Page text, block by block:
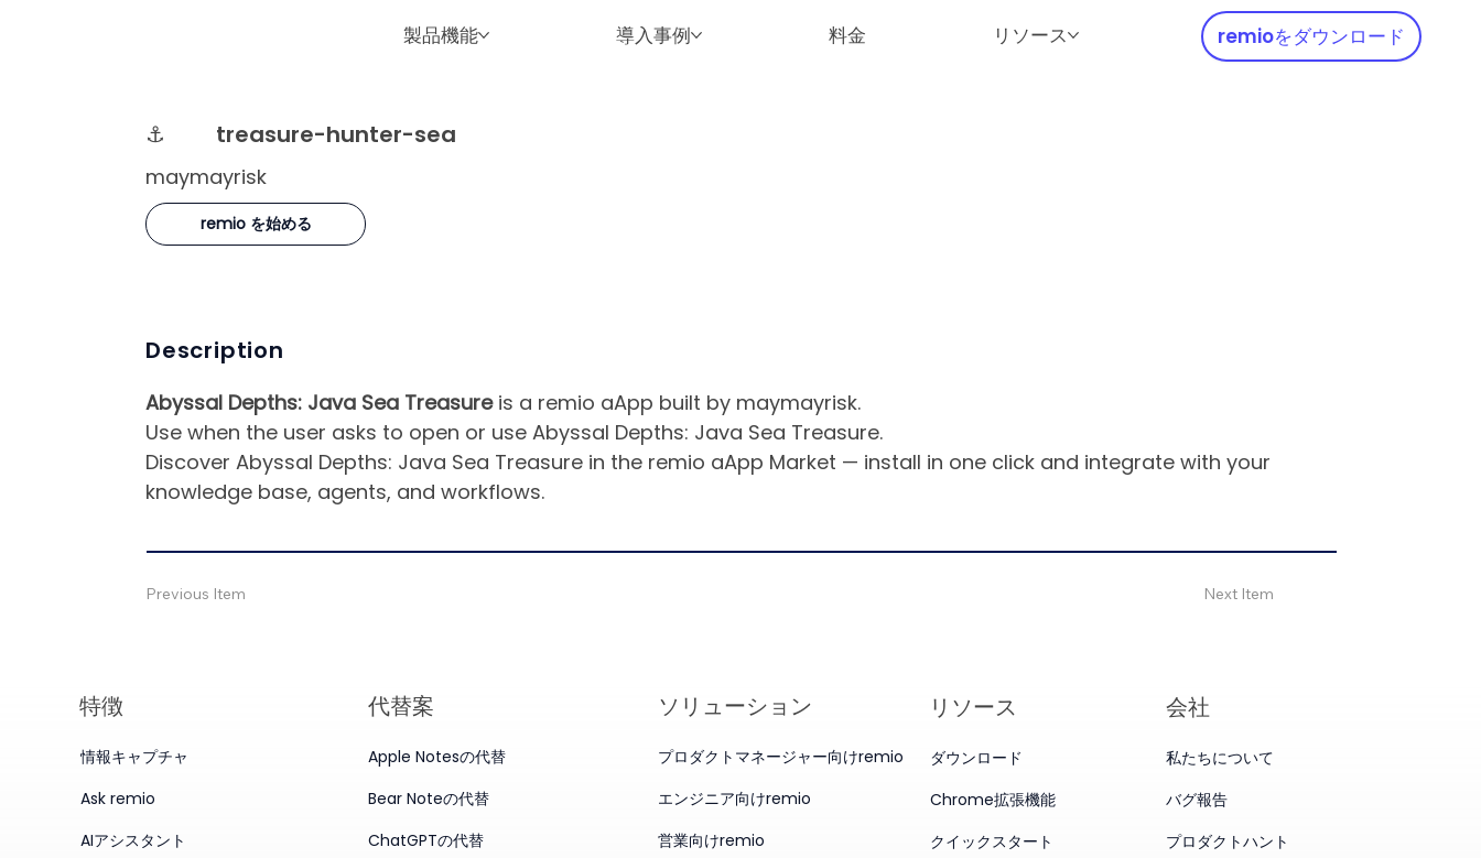
製品機能 導入事例 料金 リソース remioをダウンロード
⚓ treasure-hunter-sea
maymayrisk
remio を始める
Description
Abyssal Depths: Java Sea Treasureis a remio aApp built by maymayrisk.
Use when the user asks to open or use Abyssal Depths: Java Sea Treasure.
Discover Abyssal Depths: Java Sea Treasure in the remio aApp Market — install in one click and integrate with your
knowledge base, agents, and workflows.
Previous Item Next Item
特徴
情報キャプチャ
Ask remio
AIアシスタント
代替案
Apple Notesの代替
Bear Noteの代替
ChatGPTの代替
ソリューション
プロダクトマネージャー向けremio
エンジニア向けremio
営業向けremio
リソース
ダウンロード
Chrome拡張機能
クイックスタート
会社
私たちについて
バグ報告
プロダクトハント